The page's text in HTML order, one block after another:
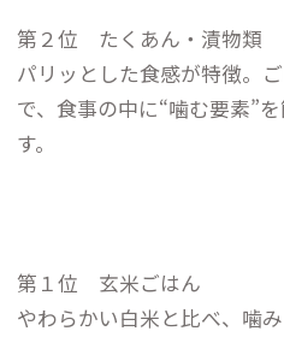
第２位 たくあん・漬物類
パリッとした食感が特徴。
で、食事の中に“噛む要素”
す。
第１位 玄米ごはん
やわらかい白米と比べ、噛